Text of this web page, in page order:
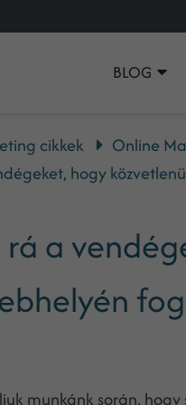
BLOG
cikkek
Online
hogy
a
munkánk során,